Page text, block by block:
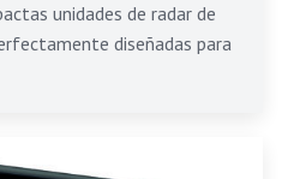
unidades de radar de
diseñadas para